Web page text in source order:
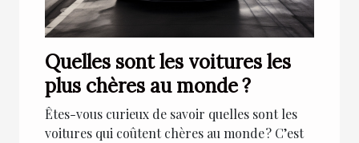
Quelles sont les voitures les
plus chères au monde ?
Êtes-vous curieux de savoir quelles sont les
voitures qui coûtent chères au monde ? C’est